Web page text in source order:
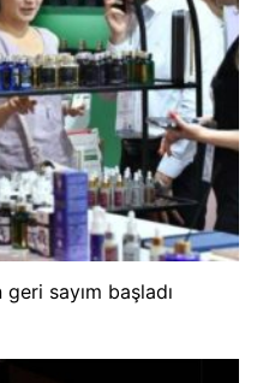
geri sayım başladı